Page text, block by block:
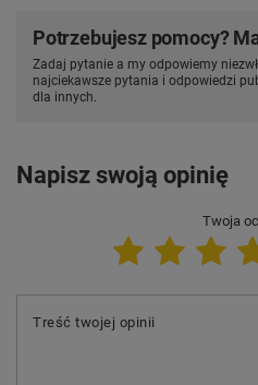
Potrzebujesz pomocy?
Zadaj pytanie a my odpowiemy
najciekawsze pytania i odpowiedzi
dla innych.
Napisz swoją opinię
Twoja
Treść twojej opinii